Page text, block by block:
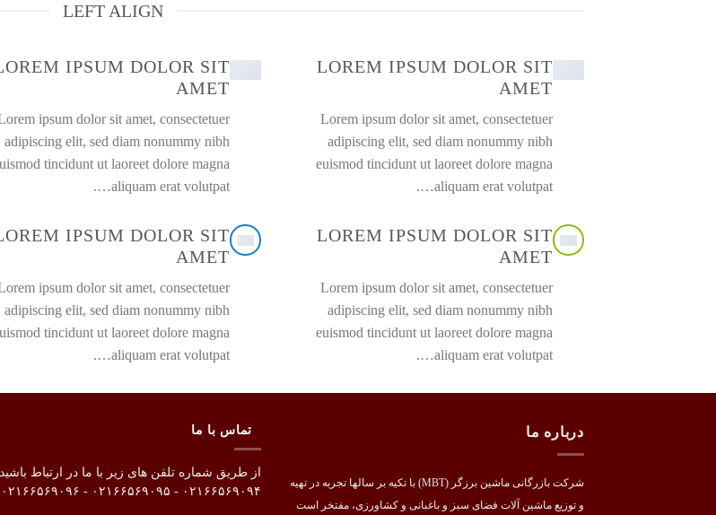
LEFT ALIGN
LOREM IPSUM DOLOR SIT
AMET
Lorem ipsum dolor sit amet, consectetuer
adipiscing elit, sed diam nonummy nibh
euismod tincidunt ut laoreet dolore magna
aliquam erat volutpat….
IPSUM DOLOR SIT
AMET
ipsum dolor sit amet, consectetuer
adipiscing elit, sed diam nonummy nibh
tincidunt ut laoreet dolore magna
aliquam erat volutpat….
LOREM IPSUM DOLOR SIT
AMET
Lorem ipsum dolor sit amet, consectetuer
adipiscing elit, sed diam nonummy nibh
euismod tincidunt ut laoreet dolore magna
aliquam erat volutpat….
IPSUM DOLOR SIT
AMET
ipsum dolor sit amet, consectetuer
adipiscing elit, sed diam nonummy nibh
tincidunt ut laoreet dolore magna
aliquam erat volutpat….
درباره ما
شرکت بازرگانی ماشین برزگر (MBT) با تکیه بر سالها تجربه در تهیه
و توزیع ماشین آلات فضای سبز و باغبانی و کشاورزی، مفتخر است
تماس با ما
از طریق شماره تلفن های زیر با ما در ارتباط
۰۲۱۶۶۵۶۹۰۹۴ - ۰۲۱۶۶۵۶۹۰۹۵ - ۰۲۱۶۶۵۶۹۰۹۶